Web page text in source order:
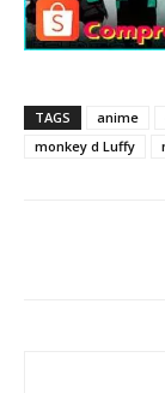
TAGS anime
monkey d Luffy